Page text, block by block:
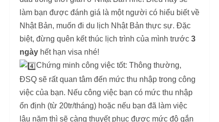
làm bạn được đánh giá là một người có hiểu biết về
Nhật Bản, muốn đi du lịch Nhật Bản thực sự. Đặc
biệt, đừng quên kết thúc lịch trình của mình trước 3
ngày hết hạn visa nhé!
Chứng minh công việc tốt: Thông thường,
ĐSQ sẽ rất quan tâm đến mức thu nhập trong công
việc của bạn. Nếu công việc bạn có mức thu nhập
ổn định (từ 20tr/tháng) hoặc nếu bạn đã làm việc
lâu năm thì sẽ càng thuyết phục được mức độ gắn